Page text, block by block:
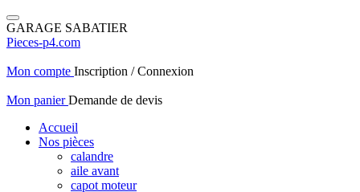
GARAGE SABATIER
Pieces-p4.com
Mon compte Inscription / Connexion
Mon panierDemande de devis
Accueil
Nos pièces
calandre
aile avant
capot moteur